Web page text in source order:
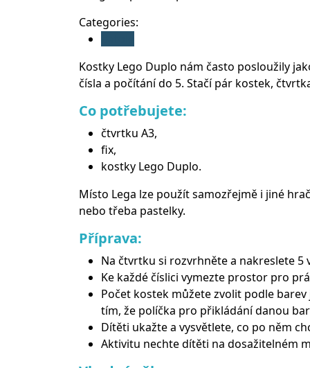
Categories:
Kostky Lego Duplo nám často posloužily
čísla a počítání do 5. Stačí pár kostek,
Co potřebujete:
čtvrtku A3,
fix,
kostky Lego Duplo.
Místo Lega lze použít samozřejmě i jiné
nebo třeba pastelky.
Příprava:
Na čtvrtku si rozvrhněte a nakreslete 5
Ke každé číslici vymezte prostor pro
Počet kostek můžete zvolit podle
tím, že políčka pro přikládání danou
Dítěti ukažte a vysvětlete, co po něm
Aktivitu nechte dítěti na dosažitelném